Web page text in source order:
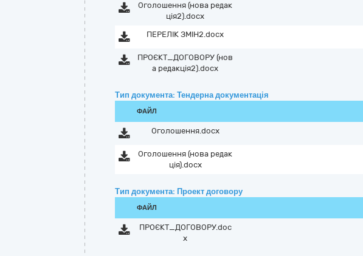
Оголошення (нова редак
ція2).docx
ПЕРЕЛІК ЗМІН2.docx
ПРОЄКТ_ДОГОВОРУ (нов
а редакція2).docx
Тип документа: Тендерна документація
ФАЙЛ
Оголошення.docx
Оголошення (нова редак
ція).docx
Тип документа: Проект договору
ФАЙЛ
ПРОЄКТ_ДОГОВОРУ.doc
x